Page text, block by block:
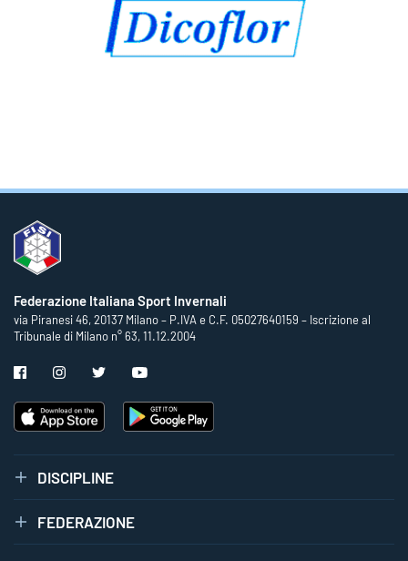
Federazione Italiana Sport Invernali
via Piranesi 46, 20137 Milano – P.IVA e C.F. 05027640159 – Iscrizione al
Tribunale di Milano n° 63, 11.12.2004
DISCIPLINE
FEDERAZIONE